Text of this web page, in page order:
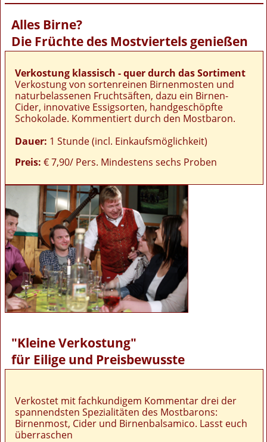
Alles Birne?
Die Früchte des Mostviertels genießen
Verkostung klassisch - quer durch das Sortiment
Verkostung von sortenreinen Birnenmosten und
naturbelassenen Fruchtsäften, dazu ein Birnen-
Cider, innovative Essigsorten, handgeschöpfte
Schokolade. Kommentiert durch den Mostbaron.
Dauer: 1 Stunde (incl. Einkaufsmöglichkeit)
Preis: € 7,90/ Pers. Mindestens sechs Proben
"Kleine Verkostung"
für Eilige und Preisbewusste
Verkostet mit fachkundigem Kommentar drei der
spannendsten Spezialitäten des Mostbarons:
Birnenmost, Cider und Birnenbalsamico. Lasst euch
überraschen